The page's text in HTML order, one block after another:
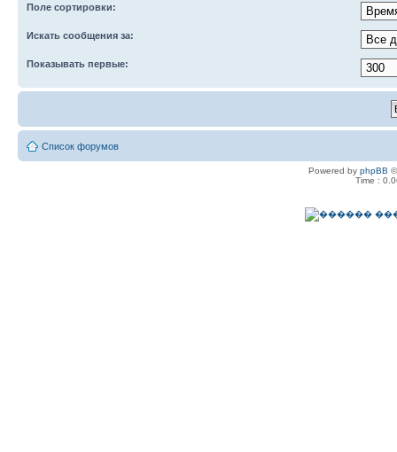
Поле сортировки:
Искать сообщения за:
Показывать первые:
Список форумов
Powered by phpBB
Time :